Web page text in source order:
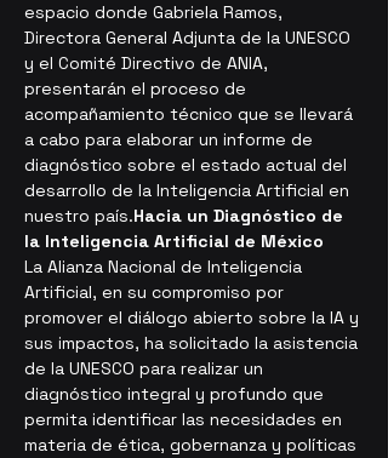
espacio donde Gabriela Ramos,
Directora General Adjunta de la UNESCO
y el Comité Directivo de ANIA,
presentarán el proceso de
acompañamiento técnico que se llevará
a cabo para elaborar un informe de
diagnóstico sobre el estado actual del
desarrollo de la Inteligencia Artificial en
nuestro país.Hacia un Diagnóstico de
la Inteligencia Artificial de México
La Alianza Nacional de Inteligencia
Artificial, en su compromiso por
promover el diálogo abierto sobre la IA y
sus impactos, ha solicitado la asistencia
de la UNESCO para realizar un
diagnóstico integral y profundo que
permita identificar las necesidades en
materia de ética, gobernanza y políticas